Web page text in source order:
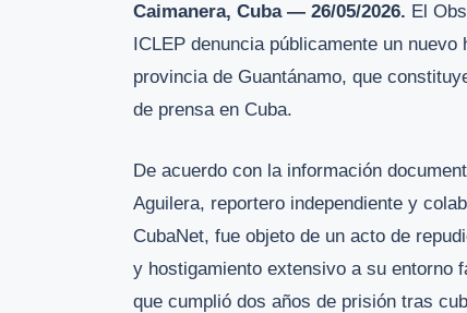
Caimanera, Cuba — 26/05/2026. El
ICLEP denuncia públicamente un
provincia de Guantánamo, que
de prensa en Cuba.
De acuerdo con la información
Aguilera, reportero independiente y
CubaNet, fue objeto de un acto de
y hostigamiento extensivo a su entorno
que cumplió dos años de prisión tras